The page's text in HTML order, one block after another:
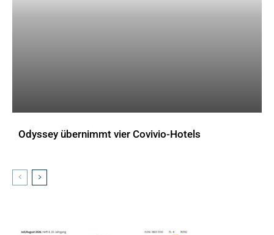
Odyssey übernimmt vier Covivio-Hotels